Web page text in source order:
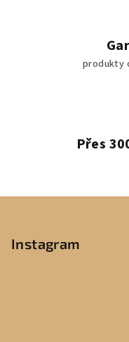
produkty
Přes
Instagram